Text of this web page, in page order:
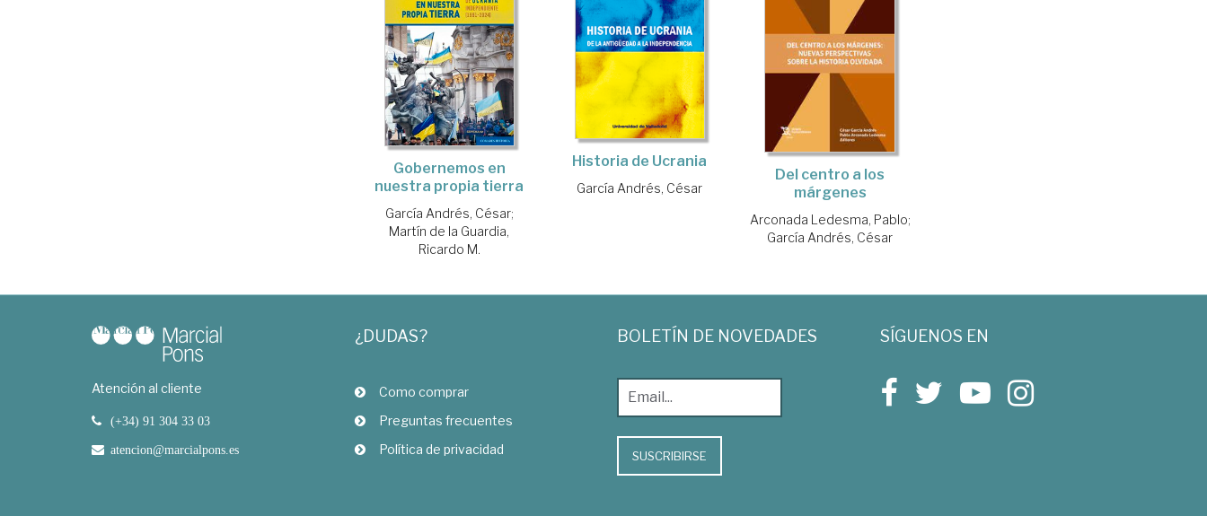
Gobernemos en
nuestra propia tierra
García Andrés, César;
Martín de la Guardia,
Ricardo M.
Historia de Ucrania
García Andrés, César
Del centro a los
márgenes
Arconada Ledesma, Pablo;
García Andrés, César
Atención al cliente
(+34) 91 304 33 03
atencion@marcialpons.es
¿DUDAS?
Como comprar
Preguntas frecuentes
Política de privacidad
BOLETÍN DE NOVEDADES
SUSCRIBIRSE
SÍGUENOS EN